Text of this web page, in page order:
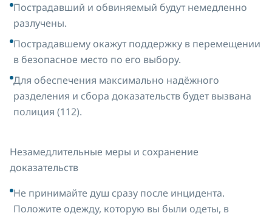
Пострадавший и обвиняемый будут немедленно
разлучены.
Пострадавшему окажут поддержку в перемещении
в безопасное место по его выбору.
Для обеспечения максимально надёжного
разделения и сбора доказательств будет вызвана
полиция (112).
Незамедлительные меры и сохранение
доказательств
Не принимайте душ сразу после инцидента.
Положите одежду, которую вы были одеты, в